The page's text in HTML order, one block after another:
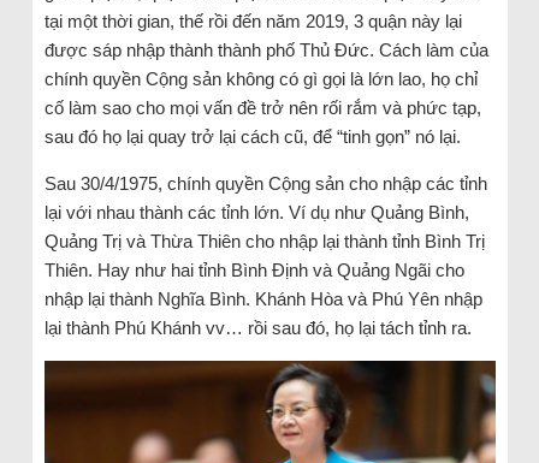
tại một thời gian, thế rồi đến năm 2019, 3 quận này lại
được sáp nhập thành thành phố Thủ Đức. Cách làm của
chính quyền Cộng sản không có gì gọi là lớn lao, họ chỉ
cố làm sao cho mọi vấn đề trở nên rối rắm và phức tạp,
sau đó họ lại quay trở lại cách cũ, để “tinh gọn” nó lại.
Sau 30/4/1975, chính quyền Cộng sản cho nhập các tỉnh
lại với nhau thành các tỉnh lớn. Ví dụ như Quảng Bình,
Quảng Trị và Thừa Thiên cho nhập lại thành tỉnh Bình Trị
Thiên. Hay như hai tỉnh Bình Định và Quảng Ngãi cho
nhập lại thành Nghĩa Bình. Khánh Hòa và Phú Yên nhập
lại thành Phú Khánh vv… rồi sau đó, họ lại tách tỉnh ra.